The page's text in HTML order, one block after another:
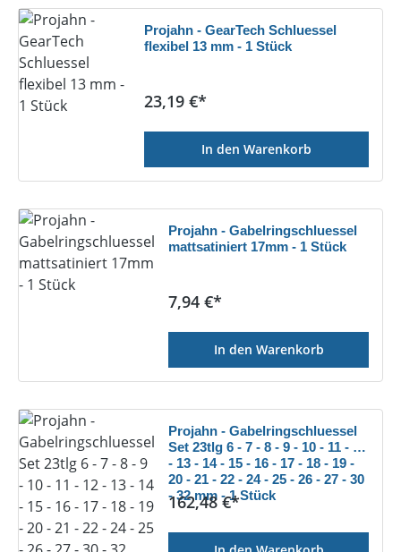
Projahn - GearTech Schluessel
flexibel 13 mm - 1 Stück
Regulärer Preis:
23,19 €*
In den Warenkorb
Projahn - Gabelringschluessel
mattsatiniert 17mm - 1 Stück
Regulärer Preis:
7,94 €*
In den Warenkorb
Projahn - Gabelringschluessel
Set 23tlg 6 - 7 - 8 - 9 - 10 - 11 - 12
- 13 - 14 - 15 - 16 - 17 - 18 - 19 -
20 - 21 - 22 - 24 - 25 - 26 - 27 - 30
- 32 mm - 1 Stück
Regulärer Preis:
162,48 €*